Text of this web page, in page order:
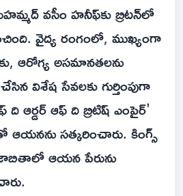
వసీం హనీఫ్‌కు బ్రిటన్‌లో
వైద్య రంగంలో, ముఖ్యంగా
ఆరోగ్య అసమానతలను
విశేష సేవలకు గుర్తింపుగా
ది ఆర్డర్ ఆఫ్ ది బ్రిటిష్ ఎంపైర్'
సత్కరించారు. కింగ్స్
జాబితాలో ఆయన పేరును